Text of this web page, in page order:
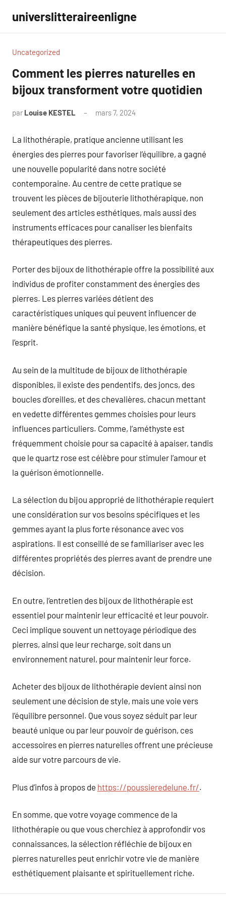
contenu
universlitteraireenligne
Uncategorized
Comment les pierres naturelles en
bijoux transforment votre quotidien
par Louise KESTEL mars 7, 2024
La lithothérapie, pratique ancienne utilisant les
énergies des pierres pour favoriser l’équilibre, a gagné
une nouvelle popularité dans notre société
contemporaine. Au centre de cette pratique se
trouvent les pièces de bijouterie lithothérapique, non
seulement des articles esthétiques, mais aussi des
instruments efficaces pour canaliser les bienfaits
thérapeutiques des pierres.
Porter des bijoux de lithothérapie offre la possibilité aux
individus de profiter constamment des énergies des
pierres. Les pierres variées détient des
caractéristiques uniques qui peuvent influencer de
manière bénéfique la santé physique, les émotions, et
l’esprit.
Au sein de la multitude de bijoux de lithothérapie
disponibles, il existe des pendentifs, des joncs, des
boucles d’oreilles, et des chevalières, chacun mettant
en vedette différentes gemmes choisies pour leurs
influences particuliers. Comme, l’améthyste est
fréquemment choisie pour sa capacité à apaiser, tandis
que le quartz rose est célèbre pour stimuler l’amour et
la guérison émotionnelle.
La sélection du bijou approprié de lithothérapie requiert
une considération sur vos besoins spécifiques et les
gemmes ayant la plus forte résonance avec vos
aspirations. Il est conseillé de se familiariser avec les
différentes propriétés des pierres avant de prendre une
décision.
En outre, l’entretien des bijoux de lithothérapie est
essentiel pour maintenir leur efficacité et leur pouvoir.
Ceci implique souvent un nettoyage périodique des
pierres, ainsi que leur recharge, soit dans un
environnement naturel, pour maintenir leur force.
Acheter des bijoux de lithothérapie devient ainsi non
seulement une décision de style, mais une voie vers
l’équilibre personnel. Que vous soyez séduit par leur
beauté unique ou par leur pouvoir de guérison, ces
accessoires en pierres naturelles offrent une précieuse
aide sur votre parcours de vie.
Plus d’infos à propos de https://poussieredelune.fr/.
En somme, que votre voyage commence de la
lithothérapie ou que vous cherchiez à approfondir vos
connaissances, la sélection réfléchie de bijoux en
pierres naturelles peut enrichir votre vie de manière
esthétiquement plaisante et spirituellement riche.